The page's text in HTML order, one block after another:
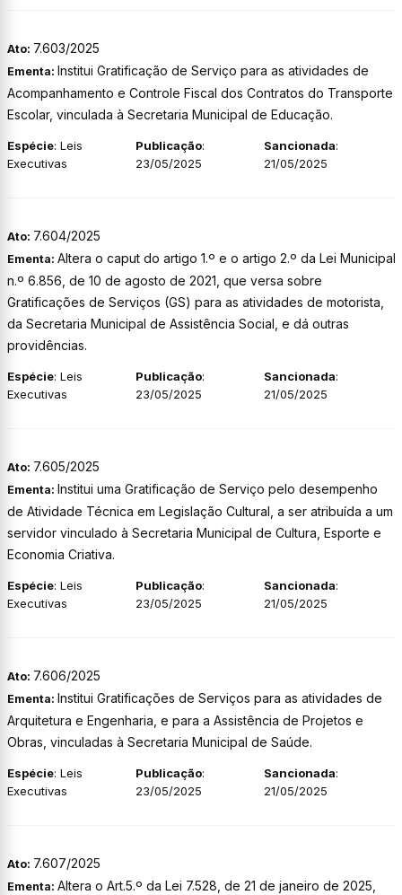
Ato: 7.603/2025
Ementa: Institui Gratificação de Serviço para as atividades de
Acompanhamento e Controle Fiscal dos Contratos do Transporte
Escolar, vinculada à Secretaria Municipal de Educação.
Espécie: Leis
Executivas
Publicação:
23/05/2025
Sancionada:
21/05/2025
Ato: 7.604/2025
Ementa: Altera o caput do artigo 1.º e o artigo 2.º da Lei Municipal
n.º 6.856, de 10 de agosto de 2021, que versa sobre
Gratificações de Serviços (GS) para as atividades de motorista,
da Secretaria Municipal de Assistência Social, e dá outras
providências.
Espécie: Leis
Executivas
Publicação:
23/05/2025
Sancionada:
21/05/2025
Ato: 7.605/2025
Ementa: Institui uma Gratificação de Serviço pelo desempenho
de Atividade Técnica em Legislação Cultural, a ser atribuída a um
servidor vinculado à Secretaria Municipal de Cultura, Esporte e
Economia Criativa.
Espécie: Leis
Executivas
Publicação:
23/05/2025
Sancionada:
21/05/2025
Ato: 7.606/2025
Ementa: Institui Gratificações de Serviços para as atividades de
Arquitetura e Engenharia, e para a Assistência de Projetos e
Obras, vinculadas à Secretaria Municipal de Saúde.
Espécie: Leis
Executivas
Publicação:
23/05/2025
Sancionada:
21/05/2025
Ato: 7.607/2025
Ementa: Altera o Art.5.º da Lei 7.528, de 21 de janeiro de 2025,